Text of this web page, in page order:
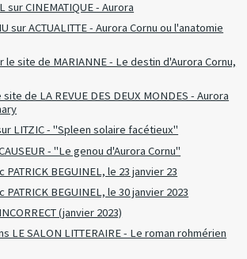
sur CINEMATIQUE - Aurora
sur ACTUALITTE - Aurora Cornu ou l'anatomie
le site de MARIANNE - Le destin d'Aurora Cornu,
site de LA REVUE DES DEUX MONDES - Aurora
LITZIC - "Spleen solaire facétieux"
- "Le genou d'Aurora Cornu"
PATRICK BEGUINEL, le 23 janvier 23
PATRICK BEGUINEL, le 30 janvier 2023
(janvier 2023)
LE SALON LITTERAIRE - Le roman rohmérien